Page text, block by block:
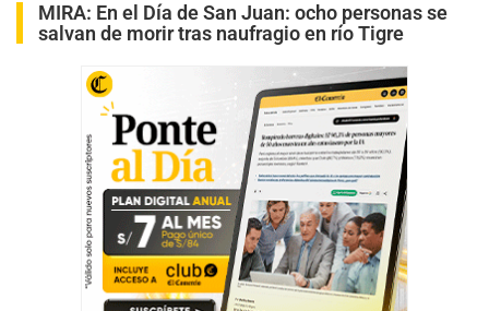
MIRA: En el Día de San Juan: ocho personas se
salvan de morir tras naufragio en río Tigre